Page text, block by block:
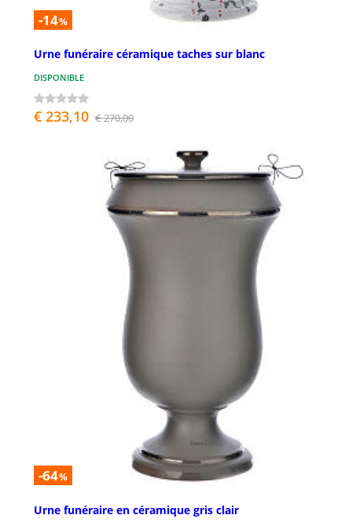
-14%
Urne funéraire céramique taches sur blanc
DISPONIBLE
€ 233,10 € 270,00
-64%
Urne funéraire en céramique gris clair